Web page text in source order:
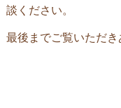
談ください。
最後までご覧いただき